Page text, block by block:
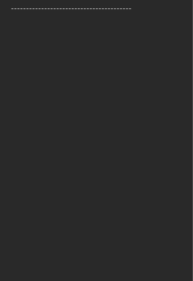
----------------------------------------